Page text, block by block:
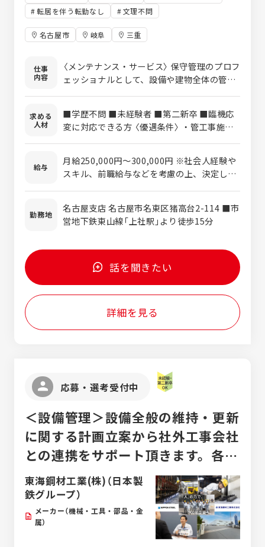
転居を伴う転勤なし
文理不問
名古屋市 岐阜 三重
仕事
内容
〈メンテナンス・サービス〉 保守管理のプロフ
ェッショナルとして、設備や建物全体の管
を行っていただきます。 また、点検・修理を
通じて機械設備の予防保全、機能的な劣化へ
の対応を行います。
求める
人材
■学歴不問 ■未経験者 ■第二新卒 ■臨機応
変に対応できる方 〈優遇条件〉 ・管工事施工
お持ちの方 ・設備に関する知識、配管等の施
工に従事したことのある方 〈必須資格〉 ・普
通自動車運転免許
給与
月給250,000円〜300,000円 ※社会人経験や
スキル、前職給与などを考慮の上、決定しま
勤務地
名古屋支店 名古屋市名東区猪高台2-114 ■市
営地下鉄東山線「上社駅」より徒歩15分
話を聞きたい
詳細を見る
応募・選考受付中
＜設備管理＞設備全般の維持・更新
に関する計画立案から社外工事会社
との連携をサポート頂きます。各種
機械設備の基盤整備を通じてものづ
くりの土台を一緒に作りましょう。
東海鋼材工業(株)（日本製
鉄グループ）
メーカー（機械・工具・部品・金
属）